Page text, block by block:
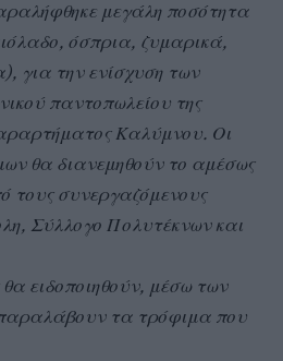
μεγάλη ποσότητα
όσπρια, ζυμαρικά,
για την ενίσχυση των
παντοπωλείου της
Καλύμνου. Οι
θα διανεμηθούν το αμέσως
τους συνεργαζόμενους
Σύλλογο Πολυτέκνων και
θα ειδοποιηθούν, μέσω των
τα τρόφιμα που